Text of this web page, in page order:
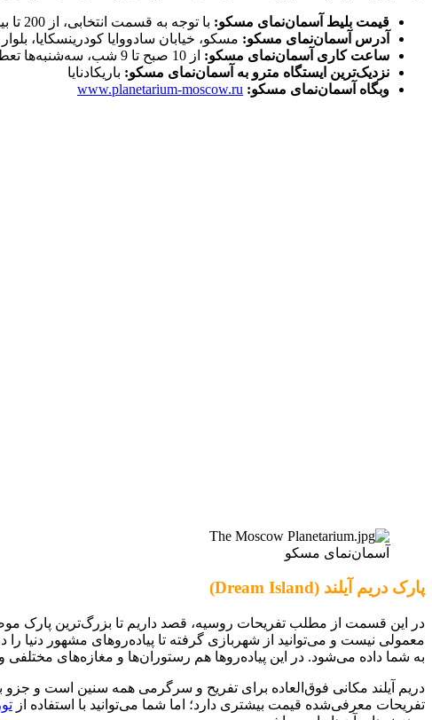
قیمت بلیط آسمان‌نمای مسکو: با توجه به قسمت انتخابی، از 200 تا بیش از 800 روبل؛ تالار اصلی 700 تا 850 روبل با توجه به روزهای هفته
آدرس آسمان‌نمای مسکو: مسکو، خیابان سادووایا کودرینسکایا، بلوار 1، پلاک 5
ساعت کاری آسمان‌نمای مسکو: از 10 صبح تا 9 شب، سه‌شنبه‌ها تعطیل
نزدیک‌ترین ایستگاه مترو به آسمان‌نمای مسکو: باریکادنایا
وبگاه آسمان‌نمای مسکو: www.planetarium-moscow.ru
آسمان‌نمای مسکو
پارک دریم آیلند (Dream Island)
در این قسمت از مطلب تفریحات روسیه، قصد داریم تا بزرگ‌ترین پارک
معمولی نیست و می‌توانید از شهربازی گرفته تا پیاده‌روهای مشهور دنیا
به شما داده می‌شود. در این پیاده‌روها هم رستوران‌ها و مغازه‌های مختلفی
دریم آیلند مکانی فوق‌العاده برای تفریح و سرگرمی همه سنین است و
تفریحات معرفی‌شده قیمت بیشتری دارد؛ اما شما می‌توانید با استفاده از